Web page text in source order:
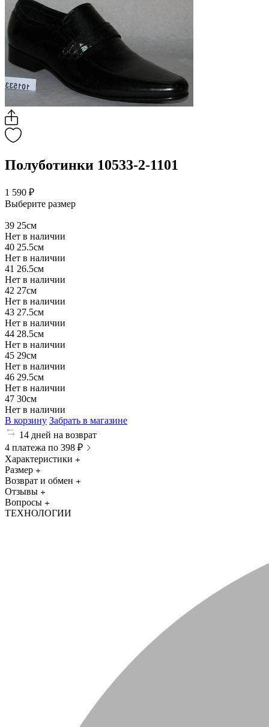
Полуботинки 10533-2-1101
1 590 ₽
Выберите размер
39 25см
Нет в наличии
40 25.5см
Нет в наличии
41 26.5см
Нет в наличии
42 27см
Нет в наличии
43 27.5см
Нет в наличии
44 28.5см
Нет в наличии
45 29см
Нет в наличии
46 29.5см
Нет в наличии
47 30см
Нет в наличии
В корзину Забрать в магазине
14 дней на возврат
4 платежа по 398 ₽
Характеристики
Размер
Возврат и обмен
Отзывы
Вопросы
ТЕХНОЛОГИИ